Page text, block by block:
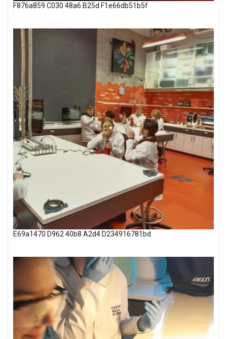
F876a859 C030 48a6 B25d F1e66db51b5f
E69a1470 D962 40b8 A2d4 D234916781bd